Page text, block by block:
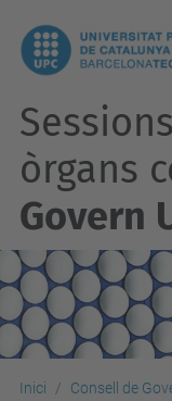
òrgans
Govern
Inici Consell de